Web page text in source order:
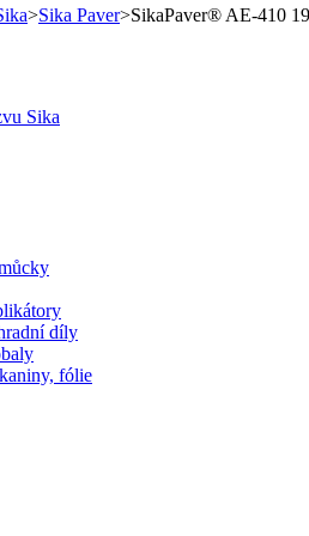
>Sika Paver>SikaPaver® AE-410
Sika
díly
fólie